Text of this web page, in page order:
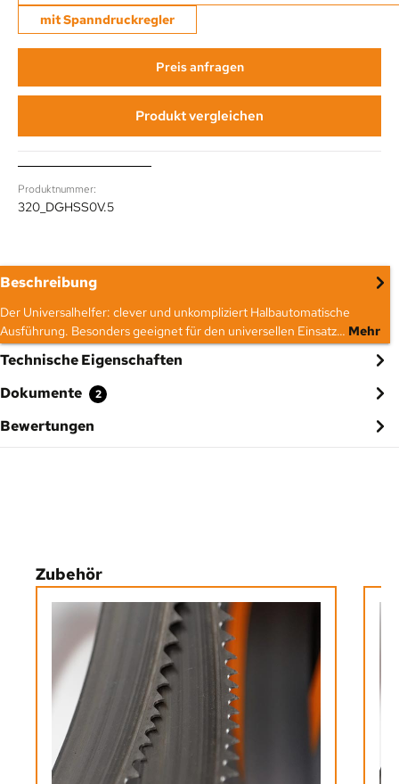
mit Spanndruckregler
Preis anfragen
Produkt vergleichen
Produktnummer:
320_DGHSS0V.5
Beschreibung
Der Universalhelfer: clever und unkompliziert Halbautomatische
Ausführung. Besonders geeignet für den universellen Einsatz… Mehr
Technische Eigenschaften
Dokumente
2
Bewertungen
Produktgalerie überspringen
Zubehör